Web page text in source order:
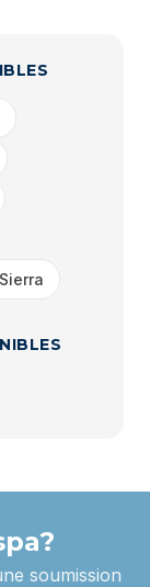
Sierra
soumission